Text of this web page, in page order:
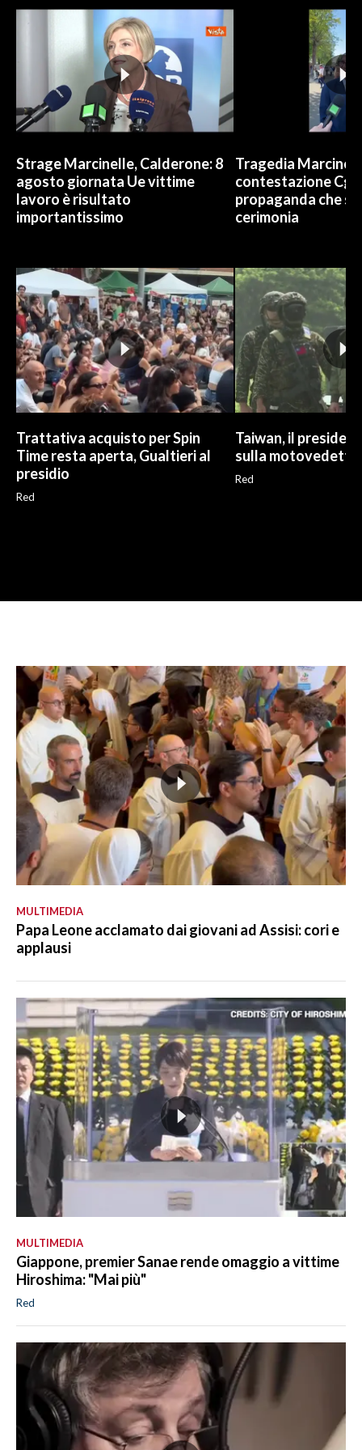
ABBONATI
ANNUNCI
NECROLOGI
PUBBLICITÀ
SPIAGGE
STORE
Strage Marcinelle, Calderone: 8
agosto giornata Ue vittime
lavoro è risultato
importantissimo
Tragedia
contestazione
propaganda che
cerimonia
Trattativa acquisto per Spin
Time resta aperta, Gualtieri al
presidio
Red
Taiwan, il
sulla motovedetta
Red
MULTIMEDIA
Papa Leone acclamato dai giovani ad Assisi: cori e
applausi
MULTIMEDIA
Giappone, premier Sanae rende omaggio a vittime
Hiroshima: "Mai più"
Red